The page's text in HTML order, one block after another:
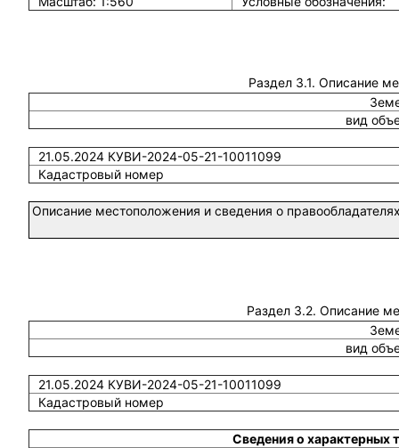
Раздел 3.1. Описание
вид
21.05.2024 КУВИ-2024-05-21-10011099
Кадастровый номер
Описание местоположения и сведения о
Раздел 3.2. Описание
вид
21.05.2024 КУВИ-2024-05-21-10011099
Кадастровый номер
Сведения о характерных